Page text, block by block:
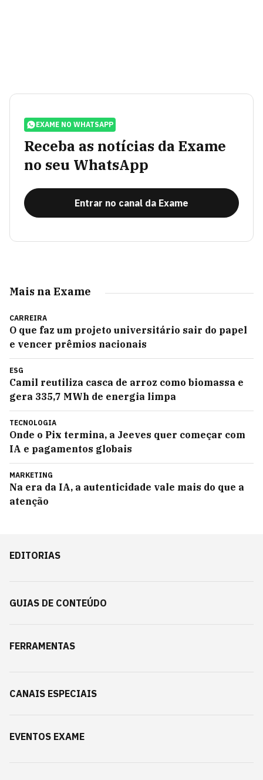
EXAME NO WHATSAPP
Receba as notícias da Exame
no seu WhatsApp
Entrar no canal da Exame
Mais na Exame
CARREIRA
O que faz um projeto universitário sair do papel
e vencer prêmios nacionais
ESG
Camil reutiliza casca de arroz como biomassa e
gera 335,7 MWh de energia limpa
TECNOLOGIA
Onde o Pix termina, a Jeeves quer começar com
IA e pagamentos globais
MARKETING
Na era da IA, a autenticidade vale mais do que a
atenção
EDITORIAS
GUIAS DE CONTEÚDO
FERRAMENTAS
CANAIS ESPECIAIS
EVENTOS EXAME